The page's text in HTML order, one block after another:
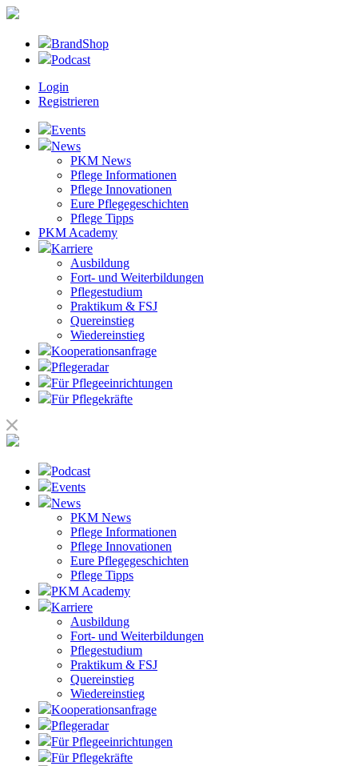
BrandShop
Podcast
Login
Registrieren
Events
News
PKM News
Pflege Informationen
Pflege Innovationen
Eure Pflegegeschichten
Pflege Tipps
PKM Academy
Karriere
Ausbildung
Fort- und Weiterbildungen
Pflegestudium
Praktikum & FSJ
Quereinstieg
Wiedereinstieg
Kooperationsanfrage
Pflegeradar
Für Pflegeeinrichtungen
Für Pflegekräfte
Podcast
Events
News
PKM News
Pflege Informationen
Pflege Innovationen
Eure Pflegegeschichten
Pflege Tipps
PKM Academy
Karriere
Ausbildung
Fort- und Weiterbildungen
Pflegestudium
Praktikum & FSJ
Quereinstieg
Wiedereinstieg
Kooperationsanfrage
Pflegeradar
Für Pflegeeinrichtungen
Für Pflegekräfte